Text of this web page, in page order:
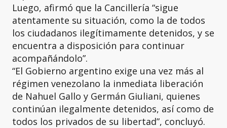
Luego, afirmó que la Cancillería “sigue
atentamente su situación, como la de todos
los ciudadanos ilegítimamente detenidos, y se
encuentra a disposición para continuar
acompañándolo”.
“El Gobierno argentino exige una vez más al
régimen venezolano la inmediata liberación
de Nahuel Gallo y Germán Giuliani, quienes
continúan ilegalmente detenidos, así como de
todos los privados de su libertad”, concluyó.